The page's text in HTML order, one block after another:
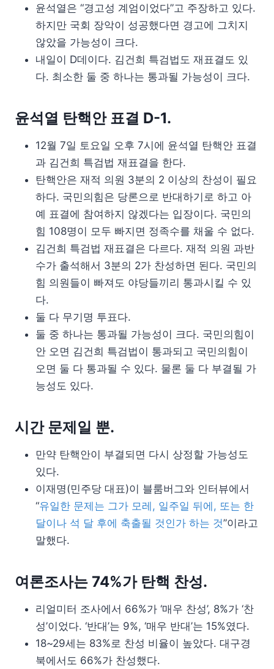
윤석열은 “경고성 계엄이었다”고 주장하고 있다.
하지만 국회 장악이 성공했다면 경고에 그치지
않았을 가능성이 크다.
내일이 D데이다. 김건희 특검법도 재표결도 있
다. 최소한 둘 중 하나는 통과될 가능성이 크다.
윤석열 탄핵안 표결 D-1.
12월 7일 토요일 오후 7시에 윤석열 탄핵안 표결
과 김건희 특검법 재표결을 한다.
탄핵안은 재적 의원 3분의 2 이상의 찬성이 필요
하다. 국민의힘은 당론으로 반대하기로 하고 아
예 표결에 참여하지 않겠다는 입장이다. 국민의
힘 108명이 모두 빠지면 정족수를 채울 수 없다.
김건희 특검법 재표결은 다르다. 재적 의원 과반
수가 출석해서 3분의 2가 찬성하면 된다. 국민의
힘 의원들이 빠져도 야당들끼리 통과시킬 수 있
다.
둘 다 무기명 투표다.
둘 중 하나는 통과될 가능성이 크다. 국민의힘이
안 오면 김건희 특검법이 통과되고 국민의힘이
오면 둘 다 통과될 수 있다. 물론 둘 다 부결될 가
능성도 있다.
시간 문제일 뿐.
만약 탄핵안이 부결되면 다시 상정할 가능성도
있다.
이재명(민주당 대표)이 블룸버그와 인터뷰에서
“유일한 문제는 그가 모레, 일주일 뒤에, 또는 한
달이나 석 달 후에 축출될 것인가 하는 것”이라고
말했다.
여론조사는 74%가 탄핵 찬성.
리얼미터 조사에서 66%가 ‘매우 찬성’, 8%가 ‘찬
성’이었다. ‘반대’는 9%, ‘매우 반대’는 15%였다.
18~29세는 83%로 찬성 비율이 높았다. 대구경
북에서도 66%가 찬성했다.